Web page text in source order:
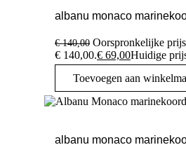
albanu monaco
€140,00 Oorspronkelijke
€ 140,00.€ 69,00Huidige
Toevoegen aan
albanu monaco